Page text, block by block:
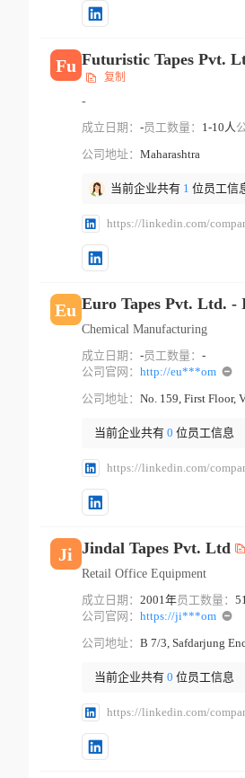
Fu Futuristic Tapes Pvt.
复制
-
成立日期： -员工数量： 1-10人
公司地址： Maharashtra
当前企业共有 1 位员工信
https://linkedin.com/
Eu Euro Tapes Pvt. Ltd. -
Chemical Manufacturing
成立日期： -员工数量： -
公司官网： http://eu***om
公司地址：
当前企业共有 0 位员工信息
https://linkedin.com/
Ji Jindal Tapes Pvt. Ltd
Retail Office Equipment
成立日期： 2001年员工数量：
公司官网： https://ji***om
公司地址：
当前企业共有 0 位员工信息
https://linkedin.com/